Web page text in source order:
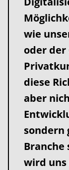
wie
oder
diese
aber
sondern
Branche
wird uns